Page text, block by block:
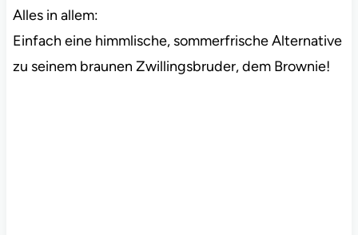
Alles in allem:
Einfach eine himmlische, sommerfrische Alternative
zu seinem braunen Zwillingsbruder, dem Brownie!